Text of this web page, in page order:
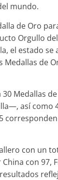
mundo.
de Oro
Orgullo del
el estado se
Medallas de
30 Medallas
así como
con un
con 97,